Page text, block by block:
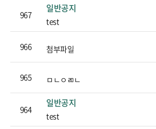
967
일반공지
test
966 첨부파일
965 ㅁㄴㅇㄻㄴ
964
일반공지
test